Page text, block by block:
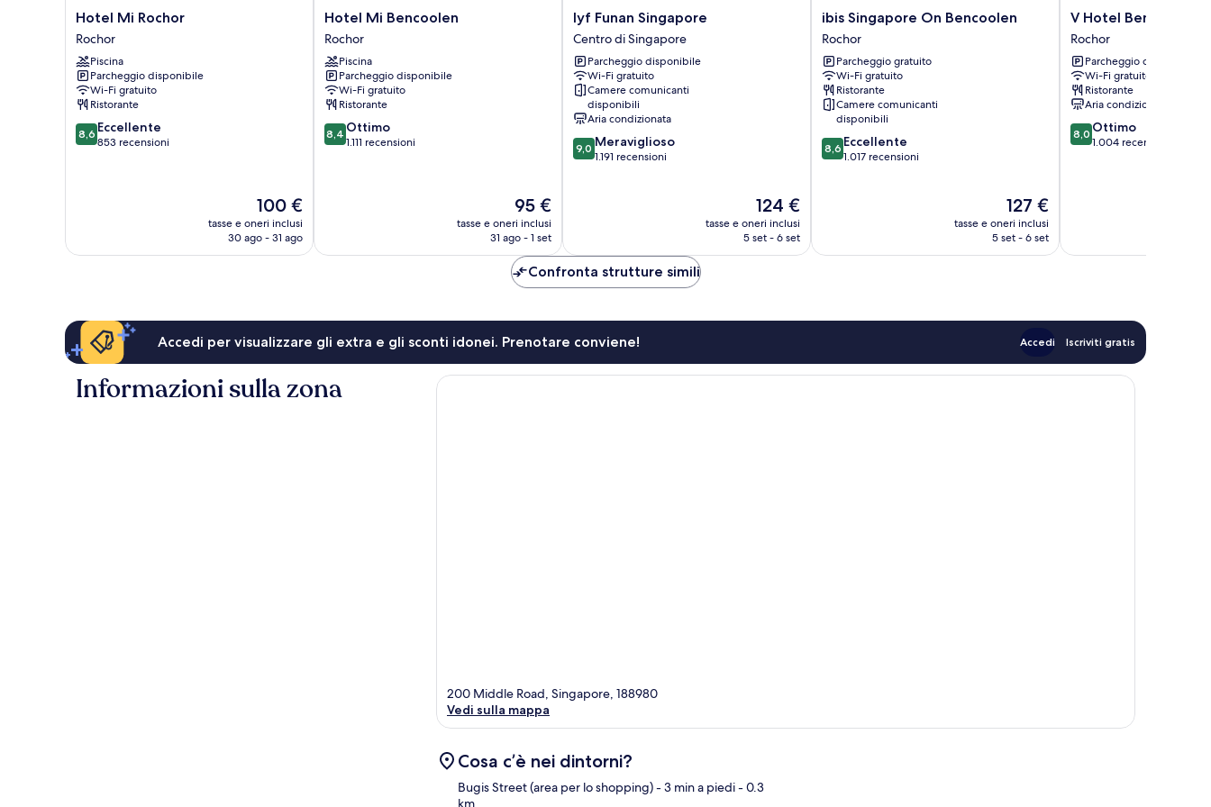
Hotel
Mi
Rochor
Rochor
Hotel Mi Rochor
Rochor
Piscina
Parcheggio disponibile
Wi-Fi gratuito
Ristorante
8.6
su
8,6 Eccellente
853 recensioni
Il
prezzo
attuale
100 €
tasse e oneri inclusi
30 ago - 31 ago
Hotel
Mi
Bencoolen
Rochor
Hotel Mi Bencoolen
Rochor
Piscina
Parcheggio disponibile
Wi-Fi gratuito
Ristorante
8.4
su
8,4 Ottimo
1.111 recensioni
Il
prezzo
attuale
95 €
95 €
tasse e oneri inclusi
31 ago - 1 set
lyf
Funan
Singapore
Centro
di
Singapore
lyf Funan Singapore
Centro di Singapore
Parcheggio disponibile
Wi-Fi gratuito
Camere comunicanti
disponibili
Aria condizionata
9.0
su
9,0 Meraviglioso
1.191 recensioni
Il
prezzo
attuale
124 €
tasse e oneri inclusi
5 set - 6 set
ibis
Singapore
On
Bencoolen
Rochor
ibis Singapore On Bencoolen
Rochor
Parcheggio gratuito
Wi-Fi gratuito
Ristorante
Camere comunicanti
disponibili
8.6
su
8,6 Eccellente
1.017 recensioni
Il
prezzo
attuale
127 €
tasse e oneri inclusi
5 set - 6 set
V
Hotel
Bencoolen
Rochor
V Hotel Bencoolen
Rochor
Parcheggio disponibile
Wi-Fi gratuito
Ristorante
Aria condizionata
8.0
su
8,0 Ottimo
1.004 recensioni
Confronta strutture simili
Accedi per visualizzare gli extra e gli sconti idonei. Prenotare conviene! Accedi Iscriviti gratis
Informazioni sulla zona
200 Middle Road, Singapore, 188980
Vedi sulla mappa
Cosa c’è nei dintorni?
Bugis Street (area per lo shopping)- 3 min a piedi- 0.3
km